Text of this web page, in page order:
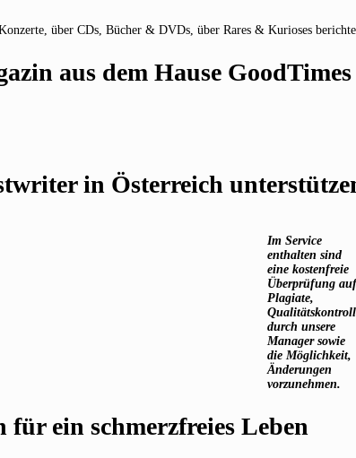
über CDs, Bücher & DVDs, über Rares & Kurioses
aus dem Hause GoodTimes
in Österreich
Im Service
enthalten sind
eine kostenfreie
Überprüfung auf
Plagiate,
durch unsere
Manager sowie
die Möglichkeit,
Änderungen
vorzunehmen.
ein schmerzfreies Leben